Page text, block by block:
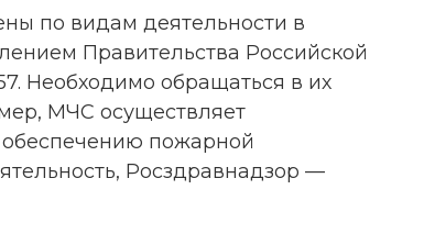
по видам деятельности в
Правительства Российской
Необходимо обращаться в их
МЧС осуществляет
пожарной
Росздравнадзор —